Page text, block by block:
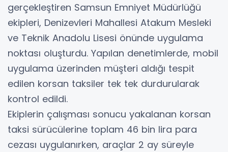
gerçekleştiren Samsun Emniyet Müdürlüğü
ekipleri, Denizevleri Mahallesi Atakum Mesleki
ve Teknik Anadolu Lisesi önünde uygulama
noktası oluşturdu. Yapılan denetimlerde, mobil
uygulama üzerinden müşteri aldığı tespit
edilen korsan taksiler tek tek durdurularak
kontrol edildi.
Ekiplerin çalışması sonucu yakalanan korsan
taksi sürücülerine toplam 46 bin lira para
cezası uygulanırken, araçlar 2 ay süreyle